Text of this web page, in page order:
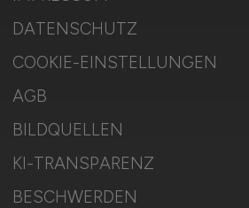
DATENSCHUTZ
COOKIE-EINSTELLUNGEN
AGB
BILDQUELLEN
KI-TRANSPARENZ
BESCHWERDEN